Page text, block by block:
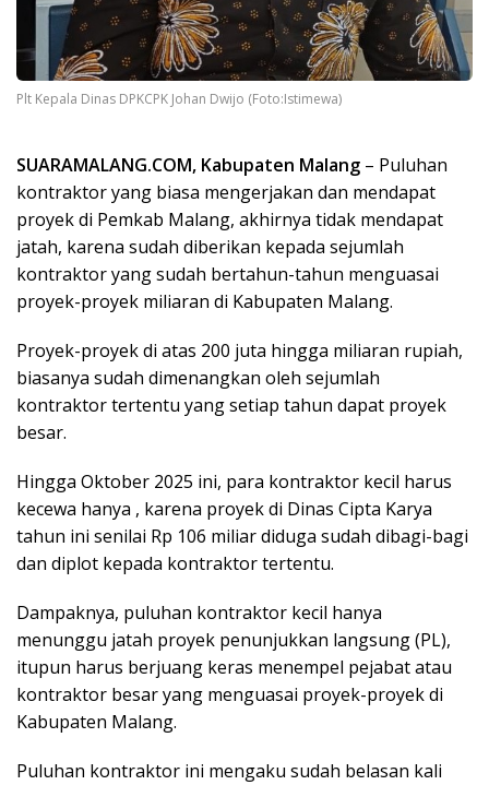
Plt Kepala Dinas DPKCPK Johan Dwijo (Foto:Istimewa)
SUARAMALANG.COM, Kabupaten Malang – Puluhan
kontraktor yang biasa mengerjakan dan mendapat
proyek di Pemkab Malang, akhirnya tidak mendapat
jatah, karena sudah diberikan kepada sejumlah
kontraktor yang sudah bertahun-tahun menguasai
proyek-proyek miliaran di Kabupaten Malang.
Proyek-proyek di atas 200 juta hingga miliaran rupiah,
biasanya sudah dimenangkan oleh sejumlah
kontraktor tertentu yang setiap tahun dapat proyek
besar.
Hingga Oktober 2025 ini, para kontraktor kecil harus
kecewa hanya , karena proyek di Dinas Cipta Karya
tahun ini senilai Rp 106 miliar diduga sudah dibagi-bagi
dan diplot kepada kontraktor tertentu.
Dampaknya, puluhan kontraktor kecil hanya
menunggu jatah proyek penunjukkan langsung (PL),
itupun harus berjuang keras menempel pejabat atau
kontraktor besar yang menguasai proyek-proyek di
Kabupaten Malang.
Puluhan kontraktor ini mengaku sudah belasan kali